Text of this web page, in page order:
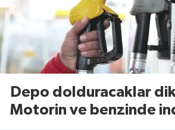
Depo dolduracaklar
Motorin ve benzinde